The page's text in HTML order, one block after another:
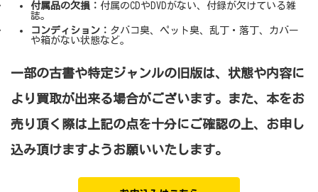
付属品の欠損： 付属のCDやDVDがない、付録が欠けている雑
誌。
コンディション： タバコ臭、ペット臭、乱丁・落丁、カバー
や箱がない状態など。
一部の古書や特定ジャンルの旧版は、状態や内容に
より買取が出来る場合がございます。
また、本をお
売り頂く際は上記の点を十分にご確認の上、お申し
込み頂けますようお願いいたします。